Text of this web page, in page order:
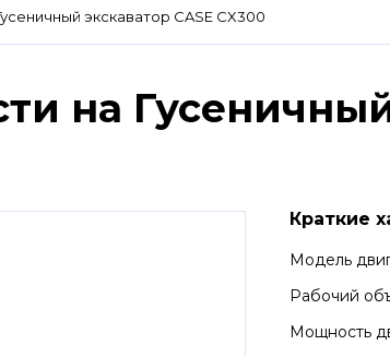
экскаватор CASE CX300
на
Краткие
Модель
Рабочий
Мощность